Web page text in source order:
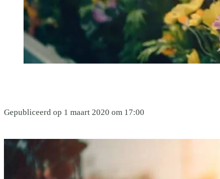
Gepubliceerd op 1 maart 2020 om 17:00